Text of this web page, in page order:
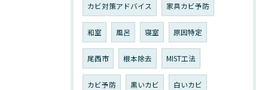
カビ対策アドバイス 家具カビ予防
和室 風呂 寝室 原因特定
尾西市 根本除去 MIST工法
カビ予防 黒いカビ 白いカビ